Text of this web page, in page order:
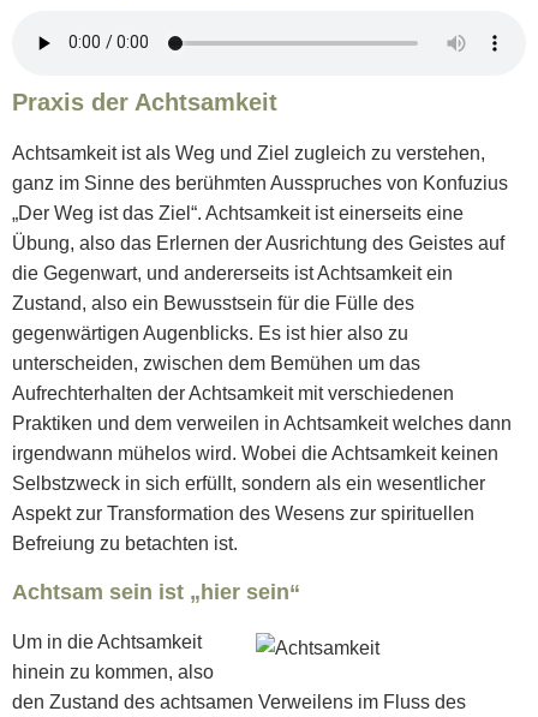
Praxis der Achtsamkeit
Achtsamkeit ist als Weg und Ziel zugleich zu verstehen,
ganz im Sinne des berühmten Ausspruches von Konfuzius
„Der Weg ist das Ziel“. Achtsamkeit ist einerseits eine
Übung, also das Erlernen der Ausrichtung des Geistes auf
die Gegenwart, und andererseits ist Achtsamkeit ein
Zustand, also ein Bewusstsein für die Fülle des
gegenwärtigen Augenblicks. Es ist hier also zu
unterscheiden, zwischen dem Bemühen um das
Aufrechterhalten der Achtsamkeit mit verschiedenen
Praktiken und dem verweilen in Achtsamkeit welches dann
irgendwann mühelos wird. Wobei die Achtsamkeit keinen
Selbstzweck in sich erfüllt, sondern als ein wesentlicher
Aspekt zur Transformation des Wesens zur spirituellen
Befreiung zu betachten ist.
Achtsam sein ist „hier sein“
Um in die Achtsamkeit
hinein zu kommen, also
den Zustand des achtsamen Verweilens im Fluss des